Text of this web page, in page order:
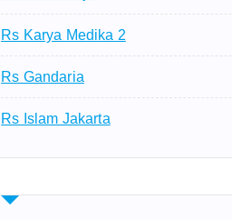
Rs Karya Medika 2
Rs Gandaria
Rs Islam Jakarta